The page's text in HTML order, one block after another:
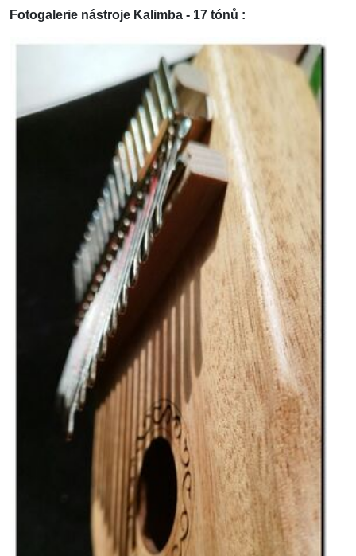
Fotogalerie nástroje Kalimba - 17 tónů :